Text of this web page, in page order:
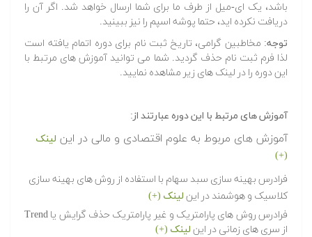
باشد، یک ای-میل از طرف ما برای شما ارسال خواهد شد. اگر آن را
دریافت نکرده اید، حتما پوشه اسپم را نیز ببینید.
توجه: مخاطبین گرامی، تاریخ ثبت نام برای دوره اتمام یافته است
لذا فرم ثبت نام حذف گردید. شما می توانید آموزش های مرتبط با
این دوره را در لینک های زیر مشاهده نمایید.
آموزش های مرتبط با این دوره عبارتند از:
آموزش های مربوط به علوم اقتصادی و مالی در این لینک
(+)
فرادرس بهینه سازی سبد سهام با استفاده از روش های بهینه سازی
کلاسیک و هوشمند در این لینک (+)
فرادرس روش های پارامتریک و غیر پارامتریک حذف گرایش یا Trend
از سری های زمانی در این لینک (+)